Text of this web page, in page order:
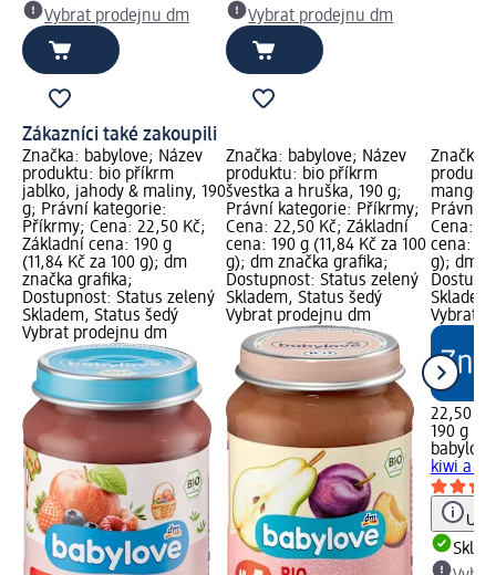
Vybrat prodejnu dm
Vybrat prodejnu dm
Zákazníci také zakoupili
Značka: babylove; Název
produktu: bio příkrm
jablko, jahody & maliny, 190
g; Právní kategorie:
Příkrmy; Cena: 22,50 Kč;
Základní cena: 190 g
(11,84 Kč za 100 g); dm
značka grafika;
Dostupnost: Status zelený
Skladem, Status šedý
Vybrat prodejnu dm
Značka: babylove; Název
produktu: bio příkrm
švestka a hruška, 190 g;
Právní kategorie: Příkrmy;
Cena: 22,50 Kč; Základní
cena: 190 g (11,84 Kč za 100
g); dm značka grafika;
Dostupnost: Status zelený
Skladem, Status šedý
Vybrat prodejnu dm
Značka:
mango,
Právní
Cena:
cena:
g); dm
Vybrat
22,50 Kč
190 g
babylove
kiwi a